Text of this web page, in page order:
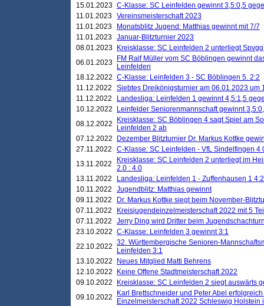
15.01.2023 C-Klasse: SC Leinfelden gewinnt 3,5:0,5
11.01.2023 Vereinsmeisterschaft 2023
11.01.2023
Monatsblitz Jugend: Matthias gewinnt mit 7/7
11.01.2023 Januar-Blitzturnier 2023
08.01.2023
Kreisklasse: SC Leinfelden 2 unterliegt
06.01.2023
FM Ralf Müller vom SC Böblingen gewinnt
Leinfelden
18.12.2022 C-Klasse: Leinfelden 3 - SC Böblingen 5. 2:2
11.12.2022
Siebtes Dreikönigsturnier am 06.01.2023 um
11.12.2022
Landesliga: Leinfelden 1 gewinnt 4,5:1,5
10.12.2022
Leinfelder Seniorenmannschaft gewinnt
08.12.2022
Kreisklasse: SC Böblingen 4 sagt Spiel am
Leinfelden 2 ab
07.12.2022
Dezember Blitzturnier Dr. Markus Kottke
27.11.2022
C-Klasse: SC Leinfelden - VfL Sindelfingen 4
13.11.2022
Kreisklasse: SC Leinfelden 2 unterliegt im
2.0 : 4.0
13.11.2022
Landesliga: Leinfelden 1 - Zuffenhausen 1 4:2
10.11.2022
Jugendblitz: Matthias gewinnt
09.11.2022
Dr. Markus Kottke siegt beim November-
07.11.2022
Kreisjugendeinzelmeisterschaft 2022 mit 5
07.11.2022
Jerry Ding wird Dritter beim
23.10.2022 C-Klasse: Leinfelden 3 gewinnt 3:1
22.10.2022 32. Württembergische Senioren-
Leinfelden 3:1
13.10.2022
Neues Mitglied Matti Behrens
12.10.2022
Keine Offene Stadtmeisterschaft 2022
09.10.2022
Kreisklasse: SC Leinfelden 2 siegt auswärts
09.10.2022
Karl Brettschneider und Peter Abel
Einzelmeisterschaft 2022 Schleswig Holstein